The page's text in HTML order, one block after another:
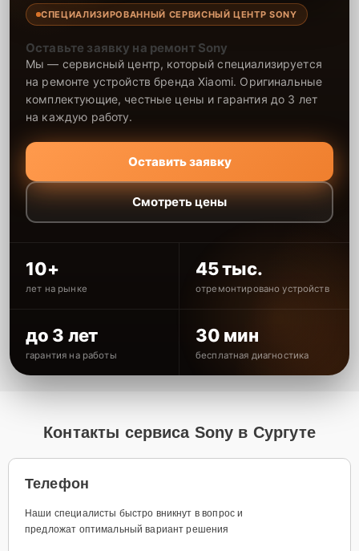
СПЕЦИАЛИЗИРОВАННЫЙ СЕРВИСНЫЙ ЦЕНТР SONY
Оставьте заявку на ремонт Sony
Мы — сервисный центр, который специализируется
на ремонте устройств бренда Xiaomi. Оригинальные
комплектующие, честные цены и гарантия до 3 лет
на каждую работу.
Оставить заявку
Смотреть цены
10+
лет на рынке
45 тыс.
отремонтировано устройств
до 3 лет
гарантия на работы
30 мин
бесплатная диагностика
Контакты сервиса Sony в Сургуте
Телефон
Наши специалисты быстро вникнут в вопрос и
предложат оптимальный вариант решения